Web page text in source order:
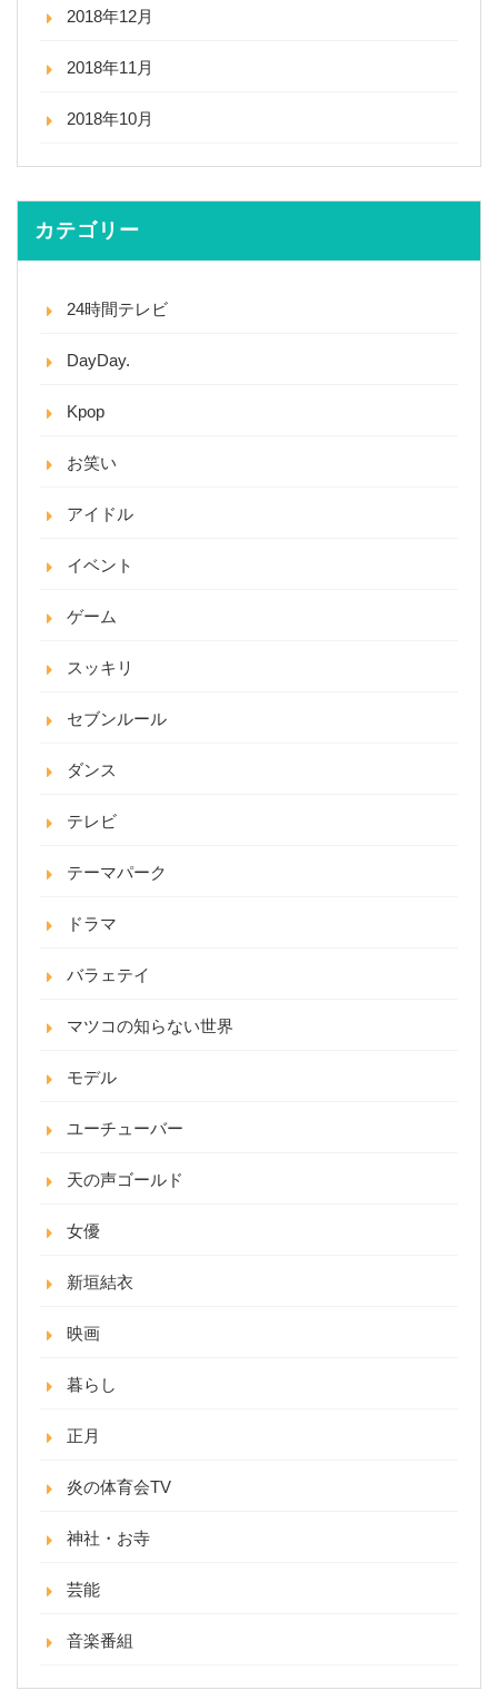
2018年12月
2018年11月
2018年10月
カテゴリー
24時間テレビ
DayDay.
Kpop
お笑い
アイドル
イベント
ゲーム
スッキリ
セブンルール
ダンス
テレビ
テーマパーク
ドラマ
バラェテイ
マツコの知らない世界
モデル
ユーチューバー
天の声ゴールド
女優
新垣結衣
映画
暮らし
正月
炎の体育会TV
神社・お寺
芸能
音楽番組